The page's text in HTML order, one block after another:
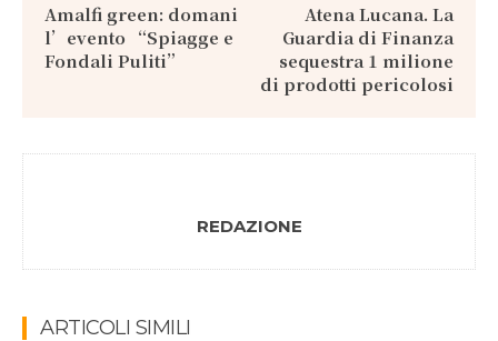
Amalfi green: domani
l’evento “Spiagge e
Fondali Puliti”
Atena Lucana. La
Guardia di Finanza
sequestra 1 milione
di prodotti pericolosi
REDAZIONE
ARTICOLI SIMILI